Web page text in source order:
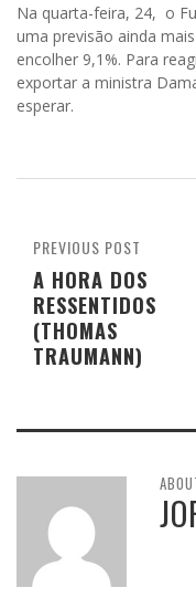
Na quarta-feira, 24, o
uma previsão ainda
encolher 9,1%. Para
exportar a ministra
esperar.
PREVIOUS POST
A HORA DOS
RESSENTIDOS
(THOMAS
TRAUMANN)